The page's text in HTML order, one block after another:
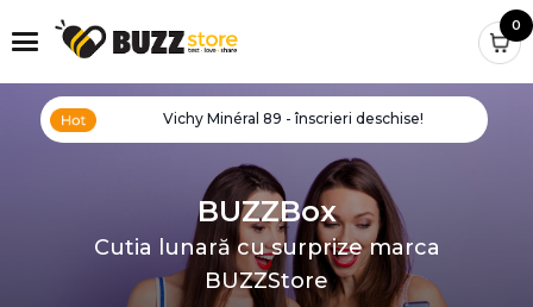
0
Vichy Minéral 89 - înscrieri deschise!
BUZZBox
Cutia lunară cu surprize marca
BUZZStore